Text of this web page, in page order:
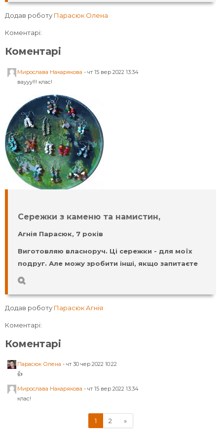
Додав роботу Парасюк Олена
Коментарі:
Коментарі
Мирослава Накарякова -чт 15 вер 2022 13:34
ваууу!!! клас!
Сережки з каменю та намистин,
Агнія Парасюк, 7 років
Виготовляю власноруч. Ці сережки - для моїх
подруг. Але можу зробити інші, якщо запитаєте
Додав роботу Парасюк Агнія
Коментарі:
Коментарі
Парасюк Олена -чт 30 чер 2022 10:22
👍
Мирослава Накарякова -чт 15 вер 2022 13:34
клас!
1(поточний)
2 »Далі